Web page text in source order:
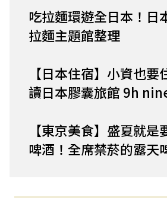
吃拉麵環遊全日本！日
拉麵主題館整理
【日本住宿】小資也
讀日本膠囊旅館 9h
【東京美食】盛夏就
啤酒！全席禁菸的露天